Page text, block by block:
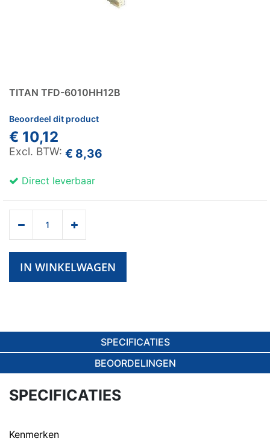
TITAN TFD-6010HH12B
Beoordeel dit product
€ 10,12
€ 8,36
Direct leverbaar
IN WINKELWAGEN
SPECIFICATIES
BEOORDELINGEN
SPECIFICATIES
Kenmerken